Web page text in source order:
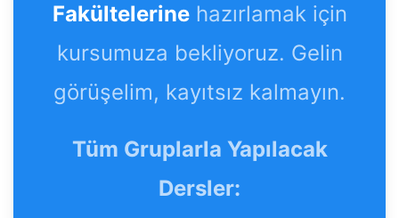
Fakültelerinehazırlamak için
kursumuza bekliyoruz. Gelin
görüşelim, kayıtsız kalmayın.
Tüm Gruplarla Yapılacak
Dersler: